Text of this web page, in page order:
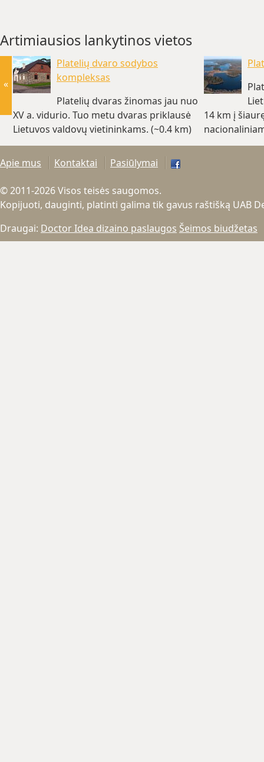
Artimiausios lankytinos vietos
Platelių dvaro sodybos
kompleksas
Platelių dvaras žinomas jau nuo
XV a. vidurio. Tuo metu dvaras priklausė
Lietuvos valdovų vietininkams. (~0.4 km)
14 km į
«
Apie mus Kontaktai Pasiūlymai
© 2011-2026 Visos teisės saugomos.
Kopijuoti, dauginti, platinti galima tik gavus raštišką UAB
Draugai: Doctor Idea dizaino paslaugos Šeimos biudžetas